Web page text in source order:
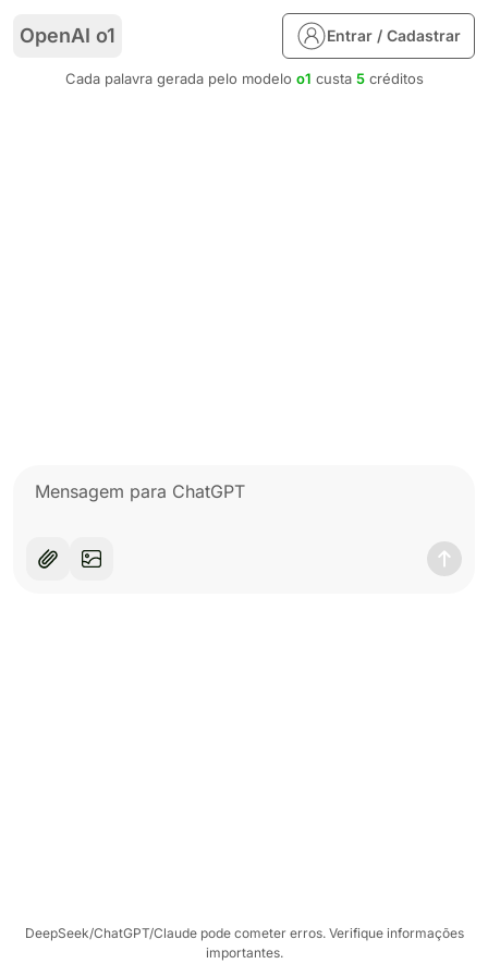
OpenAI o1 Entrar / Cadastrar
Cada palavra gerada pelo modelo o1 custa 5créditos
DeepSeek/ChatGPT/Claude pode cometer erros. Verifique informações
importantes.